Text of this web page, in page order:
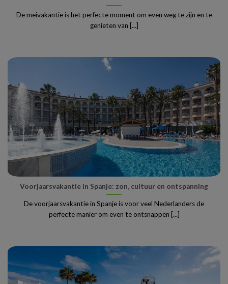
De meivakantie is het perfecte moment om even weg te zijn en te
genieten van [...]
Voorjaarsvakantie in Spanje: zon, cultuur en ontspanning
De voorjaarsvakantie in Spanje is voor veel Nederlanders de
perfecte manier om even te ontsnappen [...]